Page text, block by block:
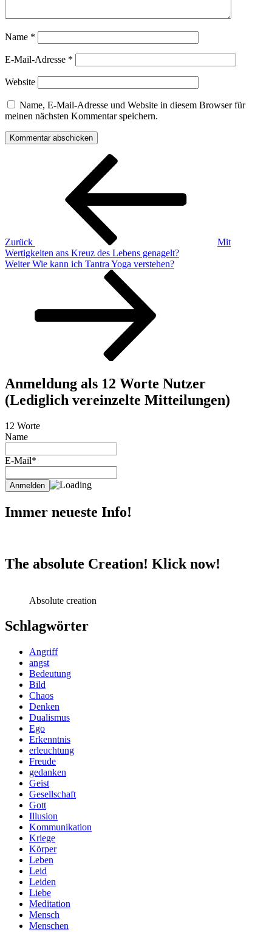
Name *
E-Mail-Adresse *
Website
Name, E-Mail-Adresse und Website in diesem Browser für
meinen nächsten Kommentar speichern.
Beitragsnavigation
Zurück
Mit
Wertigkeiten ans Kreuz des Lebens genagelt?
Nächster
Weiter Wie kann ich Tantra Yoga verstehen?
Anmeldung als 12 Worte Nutzer
(Lediglich vereinzelte Mitteilungen)
12 Worte
Name
E-Mail*
Immer neueste Info!
The absolute Creation! Klick now!
Absolute creation
Schlagwörter
Angriff
angst
Bedeutung
Bild
Chaos
Denken
Dualismus
Ego
Erkenntnis
erleuchtung
Freude
gedanken
Geist
Gesellschaft
Gott
Illusion
Kommunikation
Kriege
Körper
Leben
Leid
Leiden
Liebe
Meditation
Mensch
Menschen